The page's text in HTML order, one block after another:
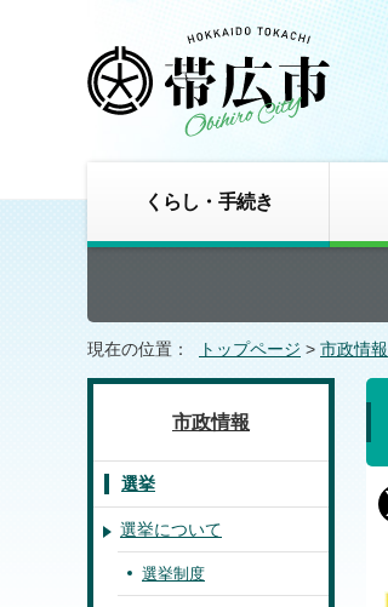
くらし・手続き
現在の位置： トップページ > 市政情報
市政情報
選挙
選挙について
選挙制度